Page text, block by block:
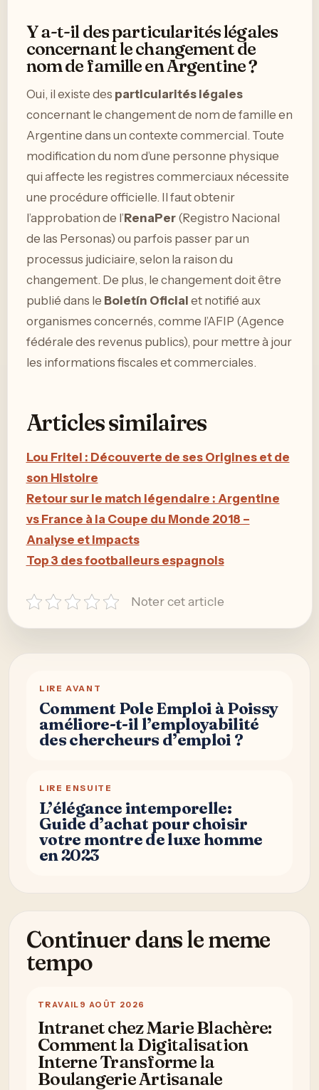
Y a-t-il des particularités légales
concernant le changement de
nom de famille en Argentine ?
Oui, il existe des particularités légales
concernant le changement de nom de famille en
Argentine dans un contexte commercial. Toute
modification du nom d’une personne physique
qui affecte les registres commerciaux nécessite
une procédure officielle. Il faut obtenir
l’approbation de l’RenaPer(Registro Nacional
de las Personas) ou parfois passer par un
processus judiciaire, selon la raison du
changement. De plus, le changement doit être
publié dans le Boletín Oficial et notifié aux
organismes concernés, comme l’AFIP (Agence
fédérale des revenus publics), pour mettre à jour
les informations fiscales et commerciales.
Articles similaires
Lou Fritel : Découverte de ses Origines et de
son Histoire
Retour sur le match légendaire : Argentine
vs France à la Coupe du Monde 2018 –
Analyse et impacts
Top 3 des footballeurs espagnols
Noter cet article
LIRE AVANT
Comment Pole Emploi à Poissy
améliore-t-il l’employabilité
des chercheurs d’emploi ?
LIRE ENSUITE
L’élégance intemporelle:
Guide d’achat pour choisir
votre montre de luxe homme
en 2023
Continuer dans le meme
tempo
TRAVAIL 9 AOÛT 2026
Intranet chez Marie Blachère:
Comment la Digitalisation
Interne Transforme la
Boulangerie Artisanale